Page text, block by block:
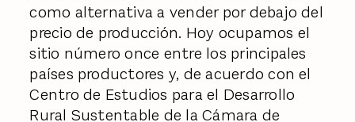
como alternativa a vender por debajo del
precio de producción. Hoy ocupamos el
sitio número once entre los principales
países productores y, de acuerdo con el
Centro de Estudios para el Desarrollo
Rural Sustentable de la Cámara de